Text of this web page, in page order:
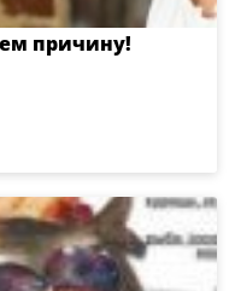
причину!